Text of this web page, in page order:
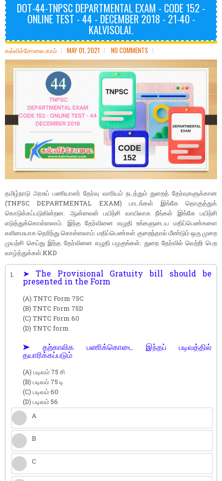
DOT-44-TNPSC DEPARTMENTAL EXAM - CODE 152 -
ONLINE TEST - 44 - DECEMBER 2018 - 21-40 -
KALVISOLAI.
கல்விச்சோலை.காம் MAY 01, 2021 NO COMMENTS
தமிழ்நாடு அரசுப் பணியாளர் தேர்வு வாரியம் நடத்தும் துறைத் தேர்வுகளுக்கான
(TNPSC DEPARTMENTAL EXAM) பாடங்கள் இங்கே தொகுத்துக்
கொடுக்கப்படுகின்றன. ஆன்லைன் பயிற்சி வாயிலாக நீங்கள் இங்கே பயிற்சி
எடுத்துக்கொள்ளலாம். இந்த தேர்வினை எழுதி உங்களுடைய மதிப்பெண்களை
எளிமையாக தெரிந்து கொள்ளலாம். மதிப்பெண்கள் குறைந்தால் மீண்டும் ஒரு முறை
முயற்சி செய்து இந்த தேர்வினை எழுதி பழகுங்கள். துறை தேர்வில் வெற்றி பெற
வாழ்த்துக்கள்.KKD
1. ➤ The Provisional Gratuity bill should be
presented in the Form
(A) TNTC Form 75C
(B) TNTC Form 75D
(C) TNTC Form 60
(D) TNTC form
➤ தற்காலிக பணிக்கொடை இந்தப் படிவத்தில்
தயாரிக்கப்படும்
(A) படிவம் 75 சி
(B) படிவம் 75 டி
(C) படிவம் 60
(D) படிவம் 56
A
B
C